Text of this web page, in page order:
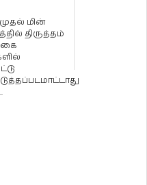
மின்
திருத்தம்